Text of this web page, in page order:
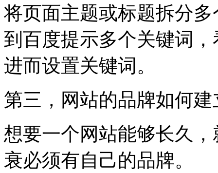
将页面主题或标题拆分
到百度提示多个关键词
进而设置关键词。
第三，网站的品牌如何建
想要一个网站能够长久
衰必须有自己的品牌。